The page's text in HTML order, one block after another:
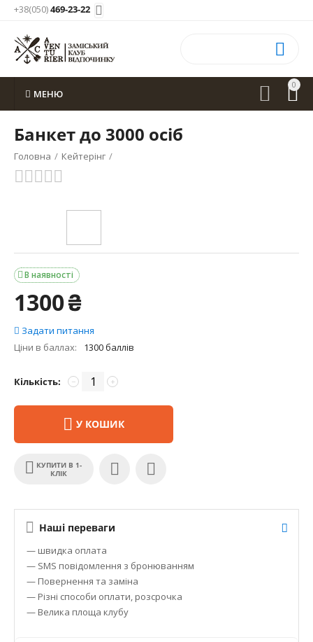
+38(050)469-23-22 
0



МЕНЮ
Банкет до 3000 осіб
Головна / Кейтерінг /
В наявності

1300₴
Задати питання
Ціни в баллах:
1300 баллів
Кількість: +
−
У КОШИК
КУПИТИ В 1-
КЛІК
Наші переваги
— швидка оплата
— SMS повідомлення з бронюванням
— Повернення та заміна
— Різні способи оплати, розсрочка
— Велика площа клубу